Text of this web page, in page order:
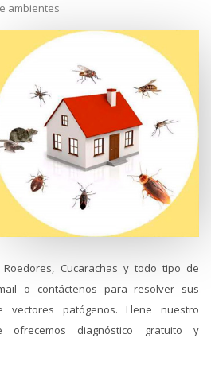
ambientes
Cucarachas y todo tipo de
o contáctenos para resolver sus
patógenos. Llene nuestro
ofrecemos diagnóstico gratuito y